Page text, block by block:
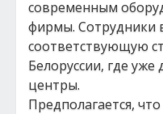
современным
фирмы. Сотрудники
соответствующую
Белоруссии, где
центры.
Предполагается,